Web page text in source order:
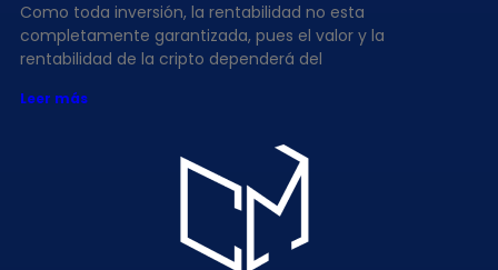
Como toda inversión, la rentabilidad no esta
completamente garantizada, pues el valor y la
rentabilidad de la cripto dependerá del
Leer más